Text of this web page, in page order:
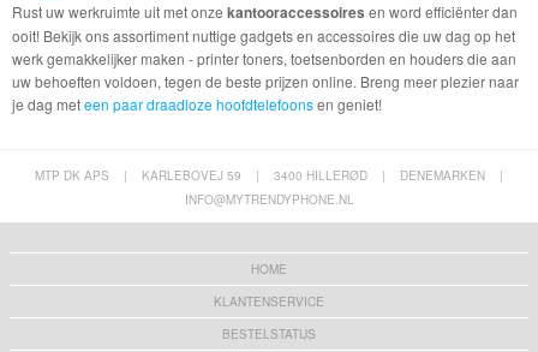
Rust uw werkruimte uit met onze kantooraccessoires en word efficiënter dan
ooit! Bekijk ons assortiment nuttige gadgets en accessoires die uw dag op het
werk gemakkelijker maken - printer toners, toetsenborden en houders die aan
uw behoeften voldoen, tegen de beste prijzen online. Breng meer plezier naar
je dag meteen paar draadloze hoofdtelefoonsen geniet!
MTP DK APS | KARLEBOVEJ 59 | 3400 HILLERØD | DENEMARKEN
|
INFO@MYTRENDYPHONE.NL
HOME
KLANTENSERVICE
BESTELSTATUS